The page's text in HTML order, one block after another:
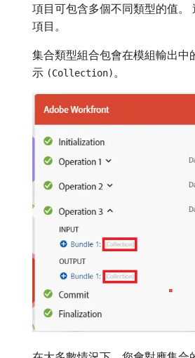
項目可包含多個不同類型的值。
項目。
集合類型組合包會在模組輸出中
示 (Collection) 。